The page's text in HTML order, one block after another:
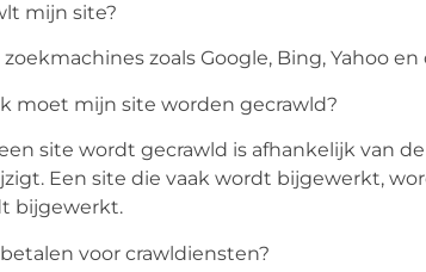
mijn site?
zoals Google, Bing, Yahoo
moet mijn site worden gecrawld?
site wordt gecrawld is afhankelijk van
Een site die vaak wordt bijgewerkt,
bijgewerkt.
voor crawldiensten?